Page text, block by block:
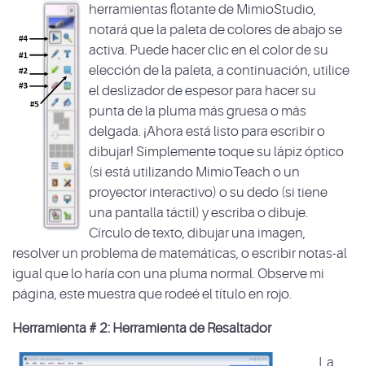
herramientas flotante de MimioStudio,
notará que la paleta de colores de abajo se
activa. Puede hacer clic en el color de su
elección de la paleta, a continuación, utilice
el deslizador de espesor para hacer su
punta de la pluma más gruesa o más
delgada. ¡Ahora está listo para escribir o
dibujar! Simplemente toque su lápiz óptico
(si está utilizando MimioTeach o un
proyector interactivo) o su dedo (si tiene
una pantalla táctil) y escriba o dibuje.
Círculo de texto, dibujar una imagen,
resolver un problema de matemáticas, o escribir notas-al
igual que lo haría con una pluma normal. Observe mi
página, este muestra que rodeé el título en rojo.
Herramienta # 2: Herramienta de Resaltador
La